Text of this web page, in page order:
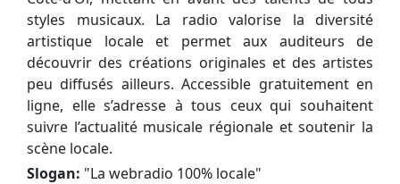
styles musicaux. La radio valorise la diversité
artistique locale et permet aux auditeurs de
découvrir des créations originales et des artistes
peu diffusés ailleurs. Accessible gratuitement en
ligne, elle s’adresse à tous ceux qui souhaitent
suivre l’actualité musicale régionale et soutenir la
scène locale.
Slogan: "La webradio 100% locale"